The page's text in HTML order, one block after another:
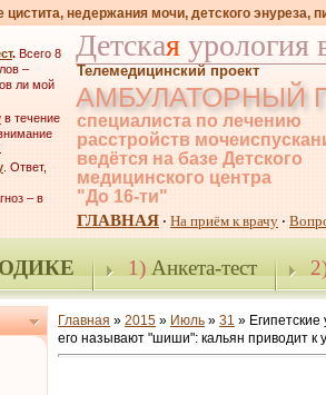
цистита, недержания мочи, детского энуреза,
. Всего 8
–
ли мой
в течение
. Ответ,
– в
Детская урология
Телемедицинский проект
АМБУЛАТОРНЫЙ
специалиста по лечению
расстройств
ведётся на базе Детского
медицинского центра
"До 16-ти"
ГЛАВНАЯ · На приём к врачу ·
1)Анкета-тест
Главная » 2015 » Июль » 31 »
его называют "шиши": кальян приводит к